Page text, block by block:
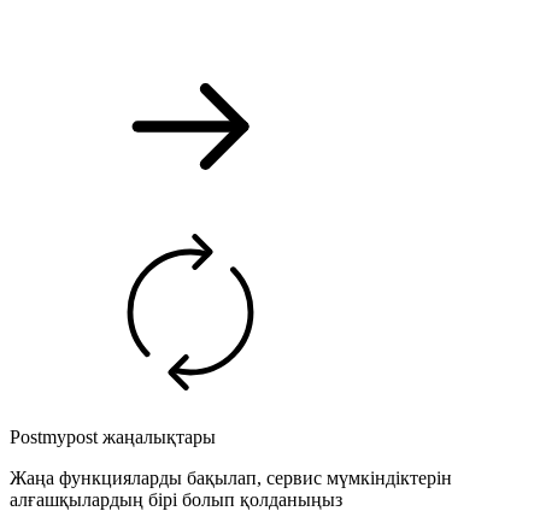
Postmypost жаңалықтары
Жаңа функцияларды бақылап, сервис мүмкіндіктерін
алғашқылардың бірі болып қолданыңыз